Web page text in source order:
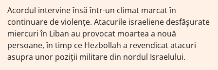
Acordul intervine însă într-un climat marcat în
continuare de violențe. Atacurile israeliene desfășurate
miercuri în Liban au provocat moartea a nouă
persoane, în timp ce Hezbollah a revendicat atacuri
asupra unor poziții militare din nordul Israelului.